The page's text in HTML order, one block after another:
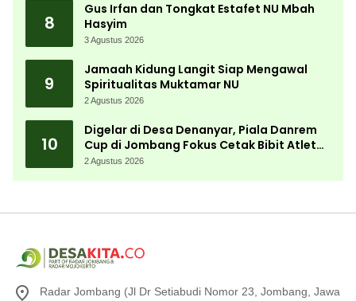
8
Gus Irfan dan Tongkat Estafet NU Mbah
Hasyim
3 Agustus 2026
9
Jamaah Kidung Langit Siap Mengawal
Spiritualitas Muktamar NU
2 Agustus 2026
10
Digelar di Desa Denanyar, Piala Danrem
Cup di Jombang Fokus Cetak Bibit Atlet
Menembak Berprestasi
2 Agustus 2026
Radar Jombang (Jl Dr Setiabudi Nomor 23, Jombang, Jawa